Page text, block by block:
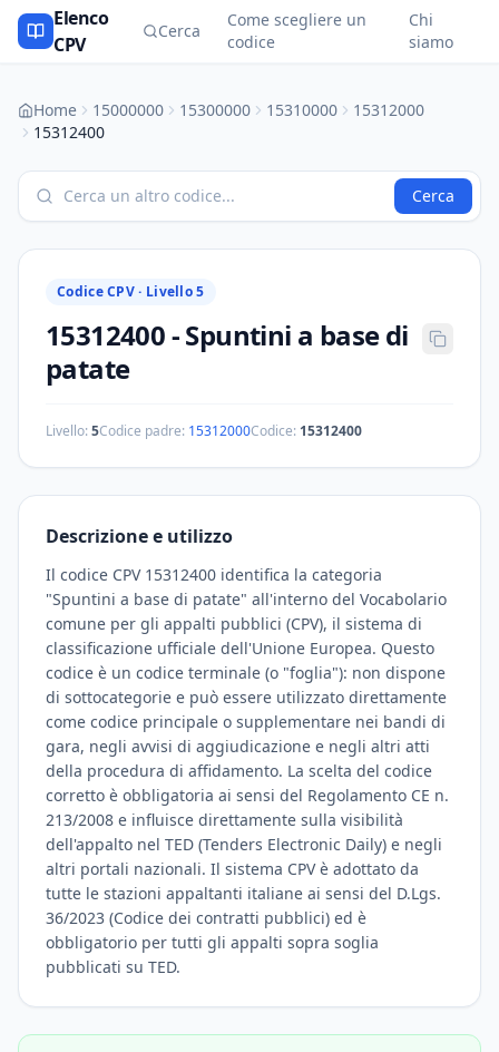
Elenco
CPV
Cerca
Come scegliere un
codice
Chi
siamo
Home 15000000 15300000 15310000
15312000
15312400
Cerca
Codice CPV · Livello 5
15312400-Spuntini a base di
patate
Livello:5Codice padre: 15312000Codice: 15312400
Descrizione e utilizzo
Il codice CPV 15312400 identifica la categoria
"Spuntini a base di patate" all'interno del Vocabolario
comune per gli appalti pubblici (CPV), il sistema di
classificazione ufficiale dell'Unione Europea. Questo
codice è un codice terminale (o "foglia"): non dispone
di sottocategorie e può essere utilizzato direttamente
come codice principale o supplementare nei bandi di
gara, negli avvisi di aggiudicazione e negli altri atti
della procedura di affidamento. La scelta del codice
corretto è obbligatoria ai sensi del Regolamento CE n.
213/2008 e influisce direttamente sulla visibilità
dell'appalto nel TED (Tenders Electronic Daily) e negli
altri portali nazionali. Il sistema CPV è adottato da
tutte le stazioni appaltanti italiane ai sensi del D.Lgs.
36/2023 (Codice dei contratti pubblici) ed è
obbligatorio per tutti gli appalti sopra soglia
pubblicati su TED.